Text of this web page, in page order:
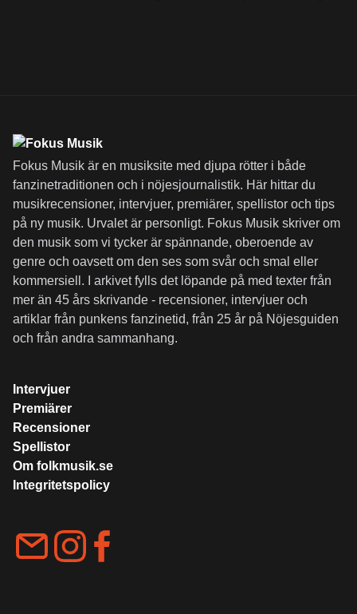
Fokus Musik är en musiksite med djupa rötter i både
fanzinetraditionen och i nöjesjournalistik. Här hittar du
musikrecensioner, intervjuer, premiärer, spellistor och tips
på ny musik. Urvalet är personligt. Fokus Musik skriver om
den musik som vi tycker är spännande, oberoende av
genre och oavsett om den ses som svår och smal eller
kommersiell. I arkivet fylls det löpande på med texter från
mer än 45 års skrivande - recensioner, intervjuer och
artiklar från punkens fanzinetid, från 25 år på Nöjesguiden
och från andra sammanhang.
Intervjuer
Premiärer
Recensioner
Spellistor
Om folkmusik.se
Integritetspolicy